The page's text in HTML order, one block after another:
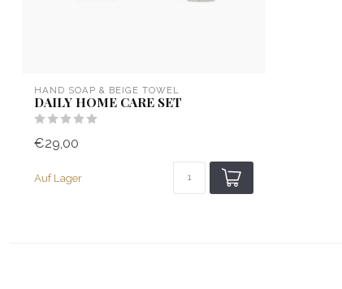
HAND SOAP & BEIGE TOWEL
DAILY HOME CARE SET
€29,00
Auf Lager